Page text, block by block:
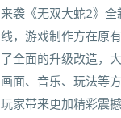
来袭《无双大蛇2》
线，游戏制作方在原
了全面的升级改造，
画面、音乐、玩法等
玩家带来更加精彩震